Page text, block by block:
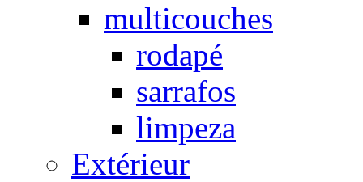
multicouches
rodapé
sarrafos
limpeza
Extérieur